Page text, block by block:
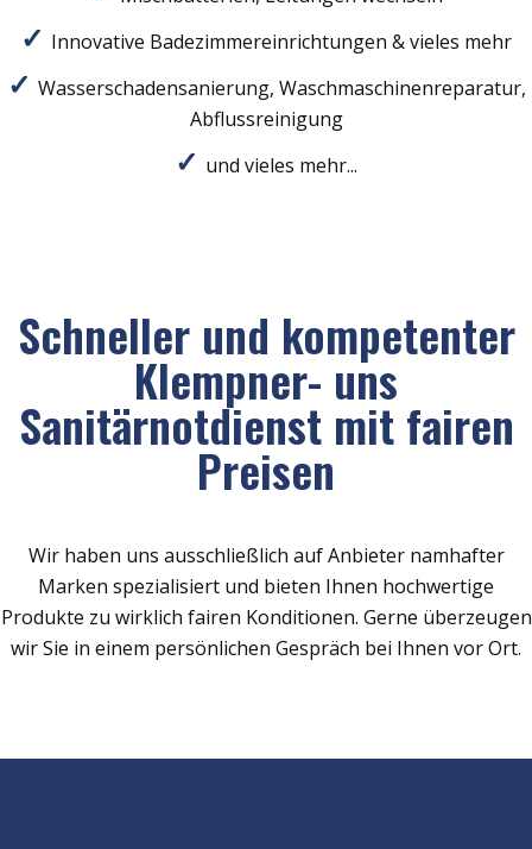
Innovative Badezimmereinrichtungen & vieles mehr
Wasserschadensanierung, Waschmaschinenreparatur,
Abflussreinigung
und vieles mehr...
Schneller und kompetenter
Klempner- uns
Sanitärnotdienst mit fairen
Preisen
Wir haben uns ausschließlich auf Anbieter namhafter
Marken spezialisiert und bieten Ihnen hochwertige
Produkte zu wirklich fairen Konditionen. Gerne überzeugen
wir Sie in einem persönlichen Gespräch bei Ihnen vor Ort.